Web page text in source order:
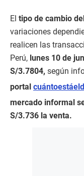
El tipo de cambio
variaciones
realicen las
Perú, lunes 10 de
S/3.7804, según
portal
mercado informal
S/3.736 la venta.